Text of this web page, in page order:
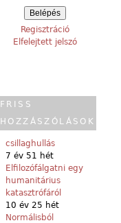
Regisztráció
Elfelejtett jelszó
FRISS
HOZZÁSZÓLÁSOK
csillaghullás
7 év 51 hét
Elfilozófálgatni egy
humanitárius
katasztrófáról
10 év 25 hét
Normálisból